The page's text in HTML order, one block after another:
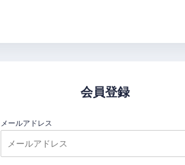
会員登録
メールアドレス